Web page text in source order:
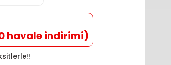
havale indirimi)